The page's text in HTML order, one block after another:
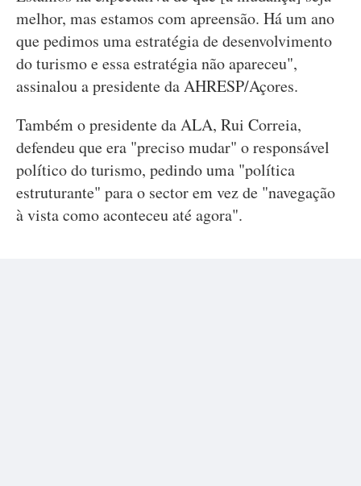
melhor, mas estamos com apreensão. Há um ano
que pedimos uma estratégia de desenvolvimento
do turismo e essa estratégia não apareceu",
assinalou a presidente da AHRESP/Açores.
Também o presidente da ALA, Rui Correia,
defendeu que era "preciso mudar" o responsável
político do turismo, pedindo uma "política
estruturante" para o sector em vez de "navegação
à vista como aconteceu até agora".